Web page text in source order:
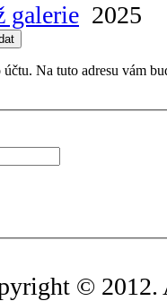
galerie 2025
Na tuto adresu vám
© 2012.